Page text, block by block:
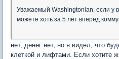
Уважаемый Washingtonian, если у
можете хоть за 5 лет вперед
нет, денег нет, но я видел, что
клеткой и лифтами. Если хотите